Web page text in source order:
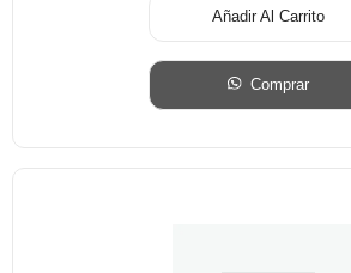
Añadir Al Carrito
Comprar